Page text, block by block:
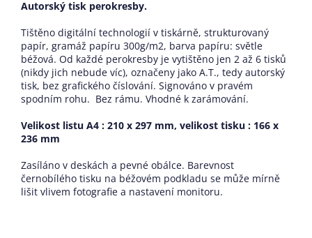
Autorský tisk perokresby.
Tištěno digitální technologií v tiskárně, strukturovaný
papír, gramáž papíru 300g/m2, barva papíru: světle
béžová. Od každé perokresby je vytištěno jen 2 až 6 tisků
(nikdy jich nebude víc), označeny jako A.T., tedy autorský
tisk, bez grafického číslování. Signováno v pravém
spodním rohu. Bez rámu. Vhodné k zarámování.
Velikost listu A4 : 210 x 297 mm, velikost tisku : 166 x
236 mm
Zasíláno v deskách a pevné obálce. Barevnost
černobílého tisku na béžovém podkladu se může mírně
lišit vlivem fotografie a nastavení monitoru.